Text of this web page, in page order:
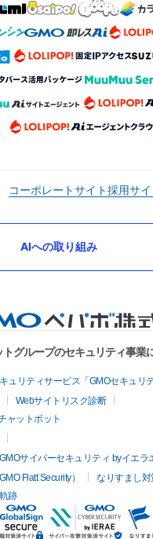
コーポレートサイト採用サイ
AIへの取り組み
グループのセキュリティ事業
ュリティサービス「GMOセキュリテ
Webサイトリスク診断
ャットボット
サイバーセキュリティ byイエラ
Flatt Security）
なりすまし対
跡